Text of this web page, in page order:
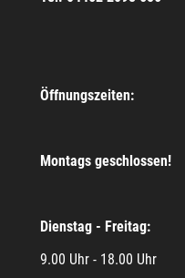
Öffnungszeiten:
Montags geschlossen!
Dienstag - Freitag:
9.00 Uhr - 18.00 Uhr